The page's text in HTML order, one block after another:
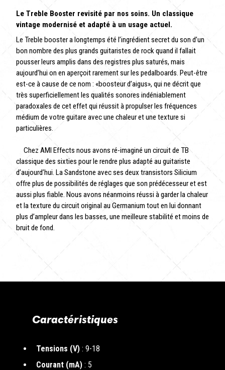
Le Treble Booster revisité par nos soins. Un classique
vintage modernisé et adapté à un usage actuel.
Le Treble booster a longtemps été l’ingrédient secret du son d’un
bon nombre des plus grands guitaristes de rock quand il fallait
pousser leurs amplis dans des registres plus saturés, mais
aujourd’hui on en aperçoit rarement sur les pedalboards. Peut-être
est-ce à cause de ce nom : «boosteur d’aigus», qui ne décrit que
très superficiellement les qualités sonores indéniablement
paradoxales de cet effet qui réussit à propulser les fréquences
médium de votre guitare avec une chaleur et une texture si
particulières.
Chez AMI Effects nous avons ré-imaginé un circuit de TB
classique des sixties pour le rendre plus adapté au guitariste
d’aujourd’hui. La Sandstone avec ses deux transistors Silicium
offre plus de possibilités de réglages que son prédécesseur et est
aussi plus fiable. Nous avons néanmoins réussi à garder la chaleur
et la texture du circuit original au Germanium tout en lui donnant
plus d’ampleur dans les basses, une meilleure stabilité et moins de
bruit de fond.
Caractéristiques
Tensions (V) : 9-18
Courant (mA) : 5